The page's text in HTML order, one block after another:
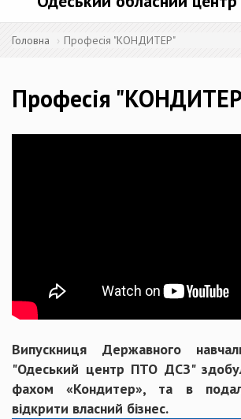
Головна Професія "КОНДИТЕР"
Професія
Випускниця Державного
"Одеський центр ПТО ДСЗ"
фахом «Кондитер», та в
відкрити власний бізнес.